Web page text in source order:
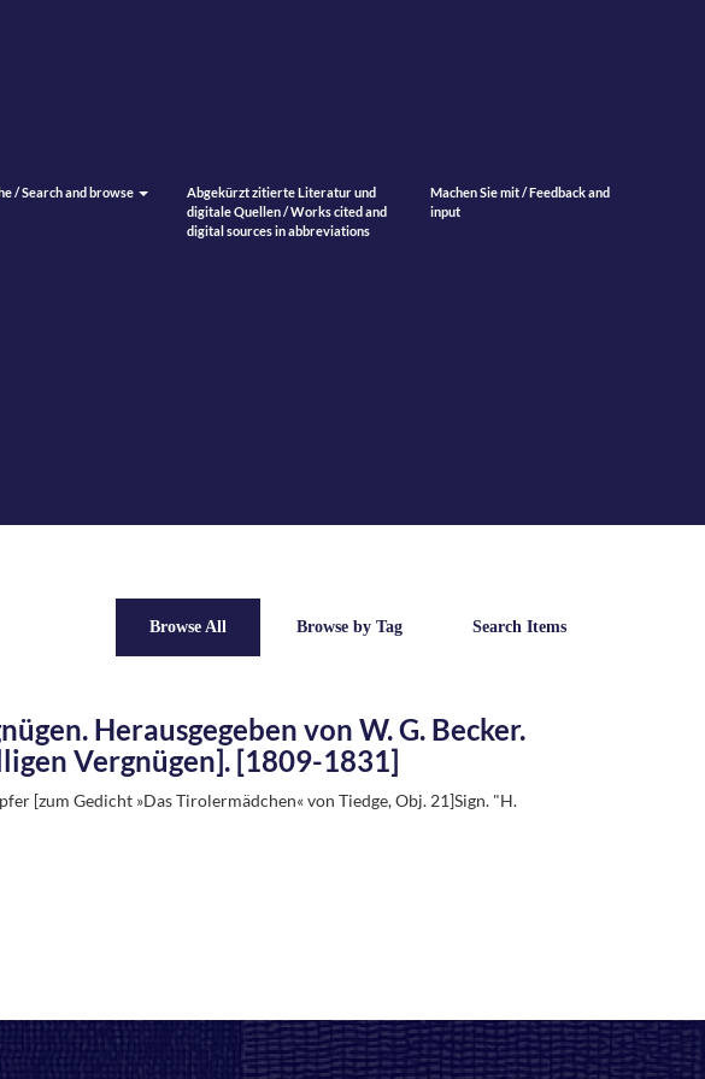
/ Search and browse
Abgekürzt zitierte Literatur und
digitale Quellen / Works cited and
digital sources in abbreviations
Machen Sie mit / Feedback and
input
Browse All Browse by Tag Search Items
Herausgegeben von W. G. Becker.
Vergnügen]. [1809-1831]
[zum Gedicht »Das Tirolermädchen« von Tiedge, Obj. 21]Sign. "H.